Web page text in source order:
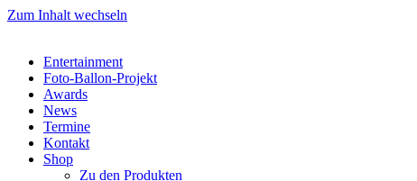
Zum Inhalt wechseln
Entertainment
Foto-Ballon-Projekt
Awards
News
Termine
Kontakt
Shop
Zu den Produkten